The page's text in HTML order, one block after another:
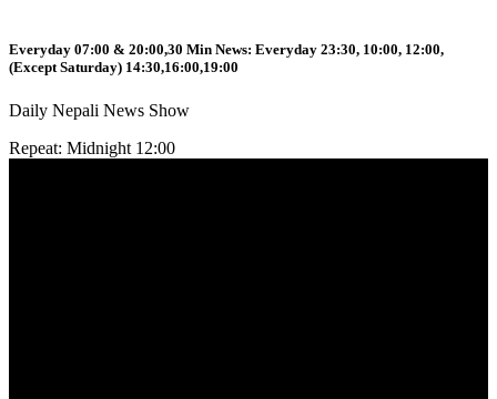
Everyday 07:00 & 20:00,30 Min News: Everyday 23:30, 10:00, 12:00,
(Except Saturday) 14:30,16:00,19:00
Daily Nepali News Show
Repeat: Midnight 12:00